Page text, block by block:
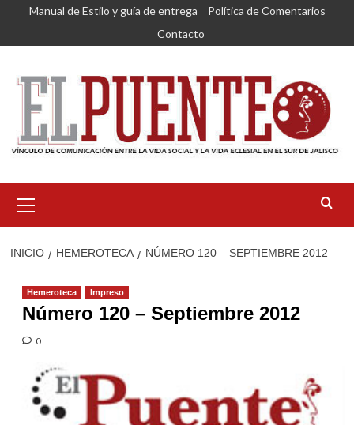
Saltar
contenido
Manual de Estilo y guía de entrega
Política de Comentarios
Contacto
primario
INICIO HEMEROTECA NÚMERO 120 – SEPTIEMBRE 2012
Hemeroteca Impreso
Número 120 – Septiembre 2012
0